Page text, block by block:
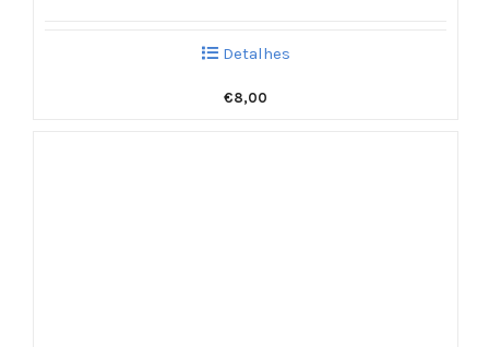
Detalhes
€8,00